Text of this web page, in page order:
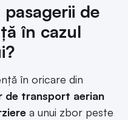
de
în cazul
în oricare din
de transport aerian
a unui zbor peste